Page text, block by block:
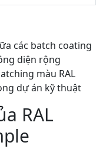
các batch coating
diện rộng
màu RAL
dự án kỹ thuật
RAL